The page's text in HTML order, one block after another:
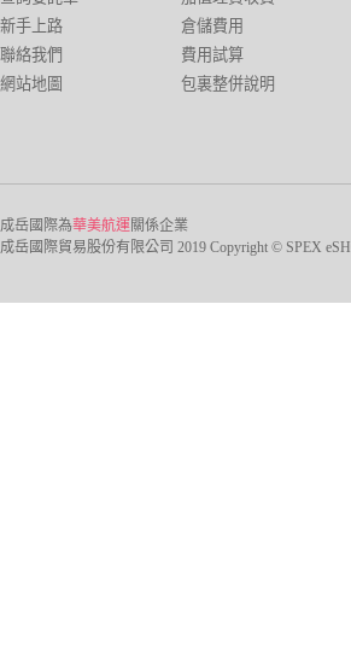
新手上路
聯絡我們
網站地圖
倉儲費用
費用試算
包裏整併說明
成岳國際為華美航運關係企業
成岳國際貿易股份有限公司 2019 Copyright © SPEX